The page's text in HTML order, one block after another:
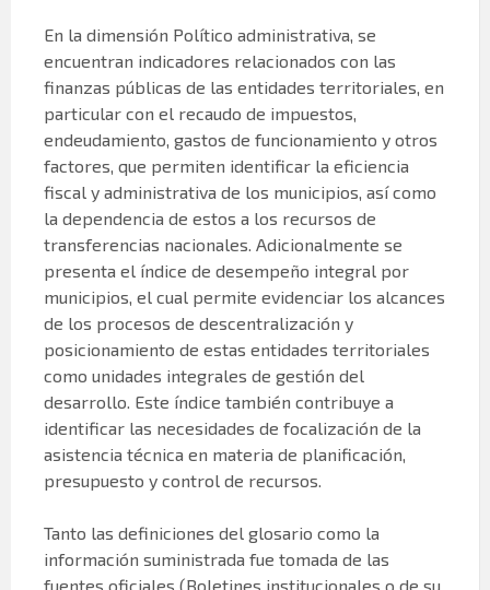
En la dimensión Político administrativa, se
encuentran indicadores relacionados con las
finanzas públicas de las entidades territoriales, en
particular con el recaudo de impuestos,
endeudamiento, gastos de funcionamiento y otros
factores, que permiten identificar la eficiencia
fiscal y administrativa de los municipios, así como
la dependencia de estos a los recursos de
transferencias nacionales. Adicionalmente se
presenta el índice de desempeño integral por
municipios, el cual permite evidenciar los alcances
de los procesos de descentralización y
posicionamiento de estas entidades territoriales
como unidades integrales de gestión del
desarrollo. Este índice también contribuye a
identificar las necesidades de focalización de la
asistencia técnica en materia de planificación,
presupuesto y control de recursos.
Tanto las definiciones del glosario como la
información suministrada fue tomada de las
fuentes oficiales (Boletines institucionales o de su